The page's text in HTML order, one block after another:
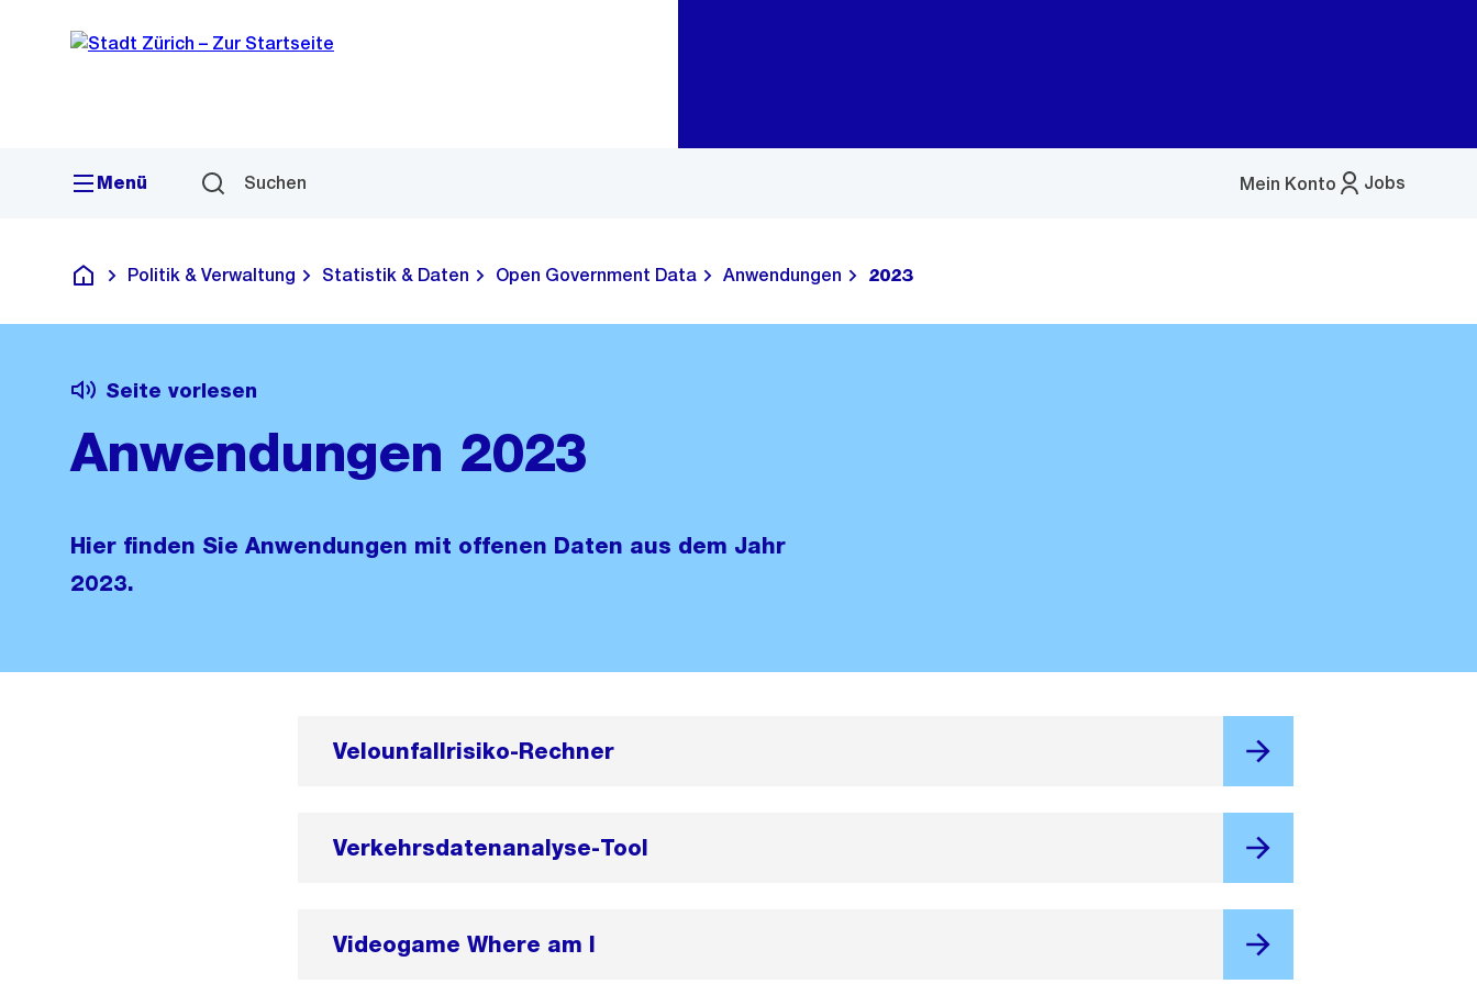
Navigation
Sprunglink
Menü Suchen Jobs
Mein Konto
Menü
Deutsch
Politik & Verwaltung Statistik & Daten Open Government Data Anwendungen 2023
Seite vorlesen
Anwendungen 2023
Hier finden Sie Anwendungen mit offenen Daten aus dem Jahr
2023.
Velounfallrisiko-Rechner
Verkehrsdatenanalyse-Tool
Videogame Where am I